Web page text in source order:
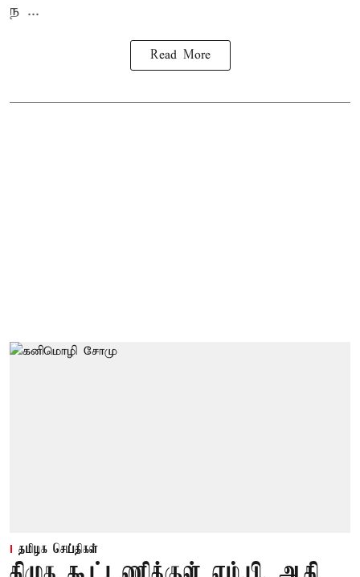
ந ...
Read More
தமிழக செய்திகள்